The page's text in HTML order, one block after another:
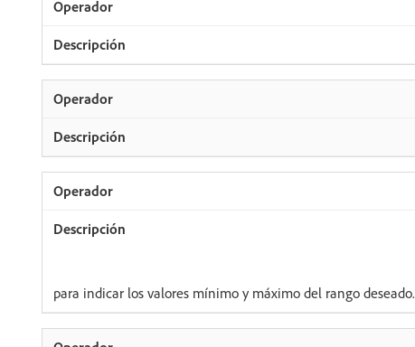
para indicar los valores mínimo y máximo del rango deseado.